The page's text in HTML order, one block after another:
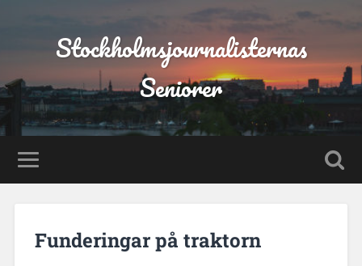
Stockholmsjournalisternas
Seniorer
Funderingar på traktorn